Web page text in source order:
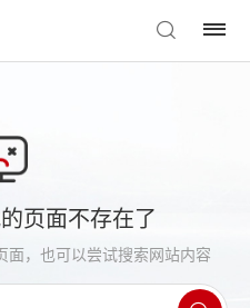
页面不存在了
面，也可以尝试搜索网站内容